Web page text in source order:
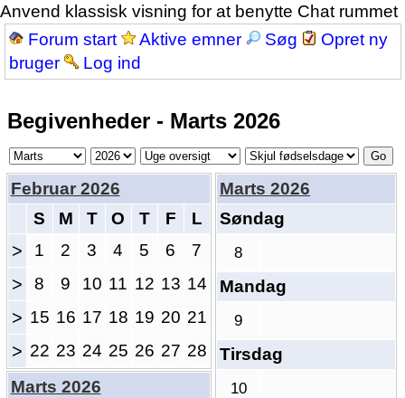
Anvend klassisk visning for at benytte Chat rummet
Forum start
Aktive emner Søg
Opret ny
bruger
Log ind
Begivenheder - Marts 2026
Februar 2026
S
M T O T F L
> 1 2 3 4 5 6 7
> 8 9 10 11 12 13 14
> 15 16 17 18 19 20 21
> 22 23 24 25 26 27 28
Marts 2026
Søndag
8
Mandag
9
Tirsdag
10
Marts 2026